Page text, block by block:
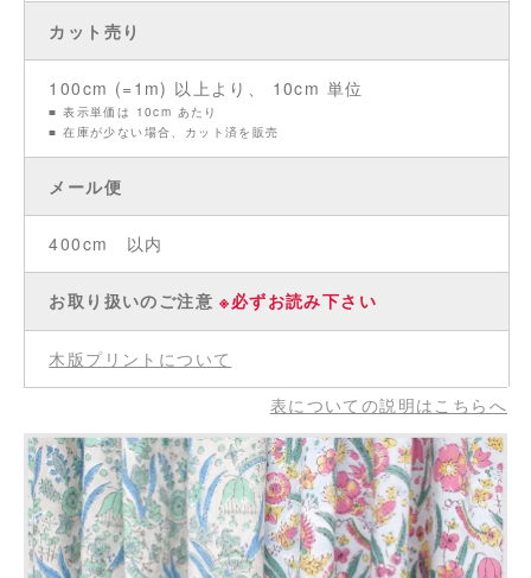
カット売り
100cm (=1m) 以上より、 10cm 単位
■ 表示単価は 10cm あたり
■ 在庫が少ない場合、カット済を販売
メール便
400cm 以内
お取り扱いのご注意※必ずお読み下さい
木版プリントについて
表についての説明はこちらへ